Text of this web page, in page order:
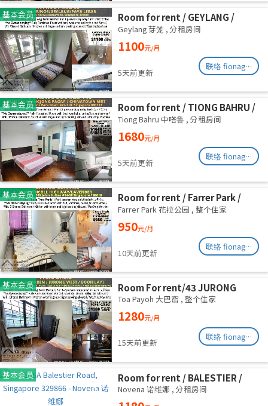
基本会员
Room for rent / GEYLANG /
Common room / 1pax stay /
Available Immediately
Geylang 芽笼 , 分租房间
1100元/月
5天前更新
联络 fionag@transinex.com.sg
基本会员
Room for rent / TIONG BAHRU /
Master room / 1pax stay /
Available 17 August
Tiong Bahru 中嗒鲁 , 分租房间
1680元/月
5天前更新
联络 fionag@transinex.com.sg
基本会员
Room for rent / Farrer Park /
Serangoon / Common room /
1pax stay / Available 27 Aug
Farrer Park 花拉公园 , 整个住家
950元/月
10天前更新
联络 fionag@transinex.com.sg
基本会员
Room For rent/43 JURONG
EAST AVENUE 1, PARC OASIS
BLK HIBISCUS 60977
Road/commen /for 1pax/
Available Immediate
Toa Payoh 大巴窑 , 整个住家
1280元/月
15天前更新
联络 fionag@transinex.com.sg
基本会员
Room for rent / BALESTIER /
NOVENA / Common room / 1pax
stay / Available immediate
Novena 诺维娜 , 分租房间